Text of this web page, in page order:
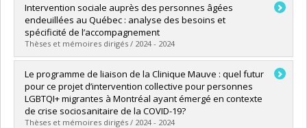
Intervention sociale auprès des personnes âgées
endeuillées au Québec : analyse des besoins et
spécificité de l’accompagnement
Thèses et mémoires dirigés / 2024 - 2024
Diplômé(e) :Kirilova, Yanna Dimitrova
Cycle :Maîtrise
Diplôme obtenu : M. Sc.
Lien vers le document dans Papyrus
Le programme de liaison de la Clinique Mauve : quel futur
pour ce projet d’intervention collective pour personnes
LGBTQI+ migrantes à Montréal ayant émergé en contexte
de crise sociosanitaire de la COVID-19?
Thèses et mémoires dirigés / 2024 - 2024